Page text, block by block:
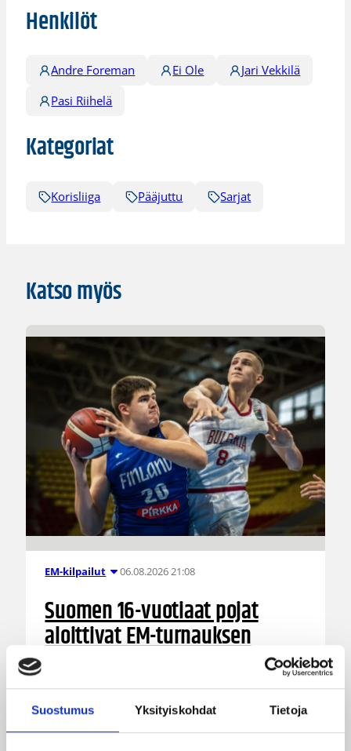
Suostumus Yksityiskohdat Tietoja
Henkilöt
Andre Foreman Ei Ole
Jari Vekkilä
Pasi Riihelä
Kategoriat
Korisliiga Pääjuttu Sarjat
Katso myös
EM-kilpailut 06.08.2026 21:08
Suomen 16-vuotiaat pojat
aloittivat EM-turnauksen
Suomen 16-vuotiaiden poikien maajoukkue
aloitti B-divisioonan EM-turnauksensa 67–75-
tappiolla Bulgariaa vastaan Pohjois-Makedonian